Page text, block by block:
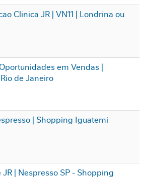
Clinica JR | VN11 | Londrina ou
em Vendas |
de Janeiro
| Shopping Iguatemi
| Nespresso SP - Shopping